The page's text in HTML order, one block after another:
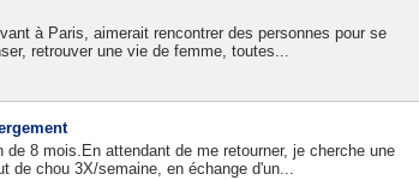
à Paris, aimerait rencontrer des personnes pour se
retrouver une vie de femme, toutes...
8 mois.En attendant de me retourner, je cherche une
de chou 3X/semaine, en échange d'un...